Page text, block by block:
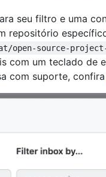
seu filtro e uma
repositório
open-source-
com um teclado de
com suporte, confira